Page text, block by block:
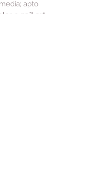
apto
o nail art